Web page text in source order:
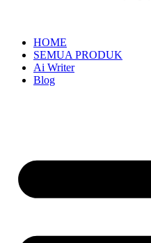
HOME
SEMUA PRODUK
Ai Writer
Blog